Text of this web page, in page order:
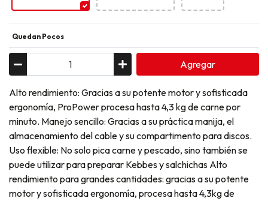
Quedan Pocos
Agregar
Alto rendimiento: Gracias a su potente motor y sofisticada
ergonomía, ProPower procesa hasta 4,3 kg de carne por
minuto. Manejo sencillo: Gracias a su práctica manija, el
almacenamiento del cable y su compartimento para discos.
Uso flexible: No solo pica carne y pescado, sino también se
puede utilizar para preparar Kebbes y salchichas Alto
rendimiento para grandes cantidades: gracias a su potente
motor y sofisticada ergonomía, procesa hasta 4,3kg de